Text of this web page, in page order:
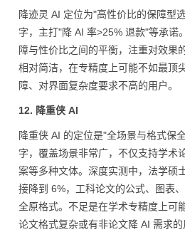
降迹灵 AI 定位为"高性价比的保障型
字，主打"降 AI 率>25% 退款"等承诺
障与性价比之间的平衡，注重对效果
相对简洁，在专精度上可能不如最顶
障、对界面复杂度要求不高的用户。
12. 降重侠 AI
降重侠 AI 的定位是"全场景与格式保
字，覆盖场景非常广，不仅支持学术
案等多种文体。深度实测中，法学硕
接降到 6%，工科论文的公式、图表
全原格式。不足是在学术专精度上可
论文格式复杂或有非论文降 AI 需求的